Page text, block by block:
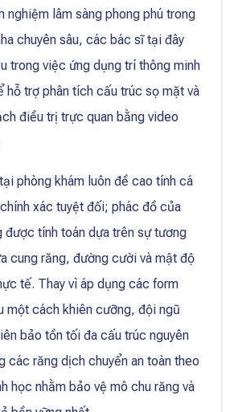
nghiệm lâm sàng phong phú trong
chuyên sâu, các bác sĩ tại đây
trong việc ứng dụng trí thông minh
hỗ trợ phân tích cấu trúc sọ mặt và
điều trị trực quan bằng video
phòng khám luôn đề cao tính cá
xác tuyệt đối; phác đồ của
được tính toán dựa trên sự tương
cung răng, đường cười và mật độ
tế. Thay vì áp dụng các form
một cách khiên cưỡng, đội ngũ
bảo tồn tối đa cấu trúc nguyên
các răng dịch chuyển an toàn theo
học nhằm bảo vệ mô chu răng và